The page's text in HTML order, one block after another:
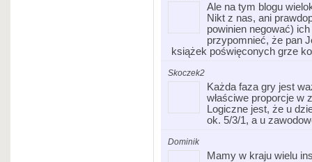
Ale na tym blogu
Nikt z nas, ani
powinien negować)
przypomnieć, że pan
książek poświęconych grze
Skoczek2
Każda faza gry jest
właściwe proporcje w
Logiczne jest, że u
ok. 5/3/1, a u
Dominik
Mamy w kraju wielu